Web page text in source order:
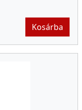
Kosárba